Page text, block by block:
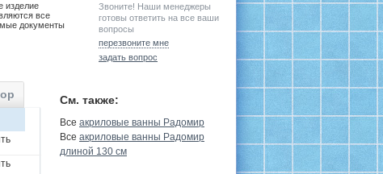
изделие
все
документы
Звоните! Наши менеджеры
готовы ответить на все ваши
вопросы
перезвоните мне
задать вопрос
См. также:
Все акриловые ванны Радомир
Все акриловые ванны Радомир
длиной 130 см